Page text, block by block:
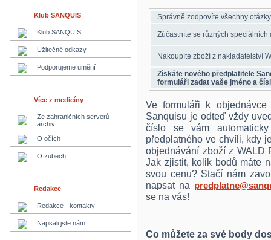
Klub SANQUIS
Klub SANQUIS
Užitečné odkazy
Podporujeme umění
Více z medicíny
Ze zahraničních serverů -
archiv
O očích
O zubech
Redakce
Redakce - kontakty
Napsali jste nám
Správně zodpovíte všechny
Zúčastníte se různých speciálních
Nakoupíte zboží z nakladatelství
Získáte nového předplatitele
formuláři zadat vaše jméno a
Ve formuláři k
Sanquisu je odteď vždy
číslo se vám
předplatného ve chvíli, kdy
objednávání zboží z WALD
Jak zjistit, kolik bodů máte
svou cenu? Stačí nám
napsat na
se na vás!
Co můžete za své body